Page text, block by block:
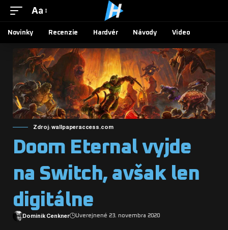
Aa
Novinky Recenzie Hardvér Návody Video
Zdroj: wallpaperaccess.com
Doom Eternal vyjde
na Switch, avšak len
digitálne
Dominik Cenkner Uverejnené 23. novembra 2020